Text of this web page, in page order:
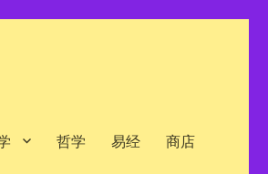
哲学 易经 商店